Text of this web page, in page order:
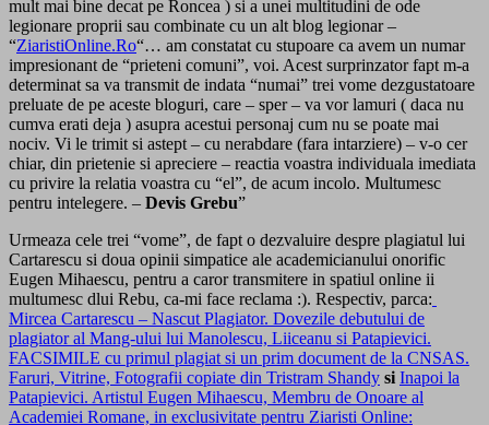
mult mai bine decat pe Roncea ) si a unei multitudini de ode
legionare proprii sau combinate cu un alt blog legionar –
“ZiaristiOnline.Ro“… am constatat cu stupoare ca avem un numar
impresionant de “prieteni comuni”, voi. Acest surprinzator fapt m-a
determinat sa va transmit de indata “numai” trei vome dezgustatoare
preluate de pe aceste bloguri, care – sper – va vor lamuri ( daca nu
cumva erati deja ) asupra acestui personaj cum nu se poate mai
nociv. Vi le trimit si astept – cu nerabdare (fara intarziere) – v-o cer
chiar, din prietenie si apreciere – reactia voastra individuala imediata
cu privire la relatia voastra cu “el”, de acum incolo. Multumesc
pentru intelegere. – Devis Grebu”
Urmeaza cele trei “vome”, de fapt o dezvaluire despre plagiatul lui
Cartarescu si doua opinii simpatice ale academicianului onorific
Eugen Mihaescu, pentru a caror transmitere in spatiul online ii
multumesc dlui Rebu, ca-mi face reclama :). Respectiv, parca:
Mircea Cartarescu – Nascut Plagiator. Dovezile debutului de
plagiator al Mang-ului lui Manolescu, Liiceanu si Patapievici.
FACSIMILE cu primul plagiat si un prim document de la CNSAS.
Faruri, Vitrine, Fotografii copiate din Tristram Shandy si Inapoi la
Patapievici. Artistul Eugen Mihaescu, Membru de Onoare al
Academiei Romane, in exclusivitate pentru Ziaristi Online: